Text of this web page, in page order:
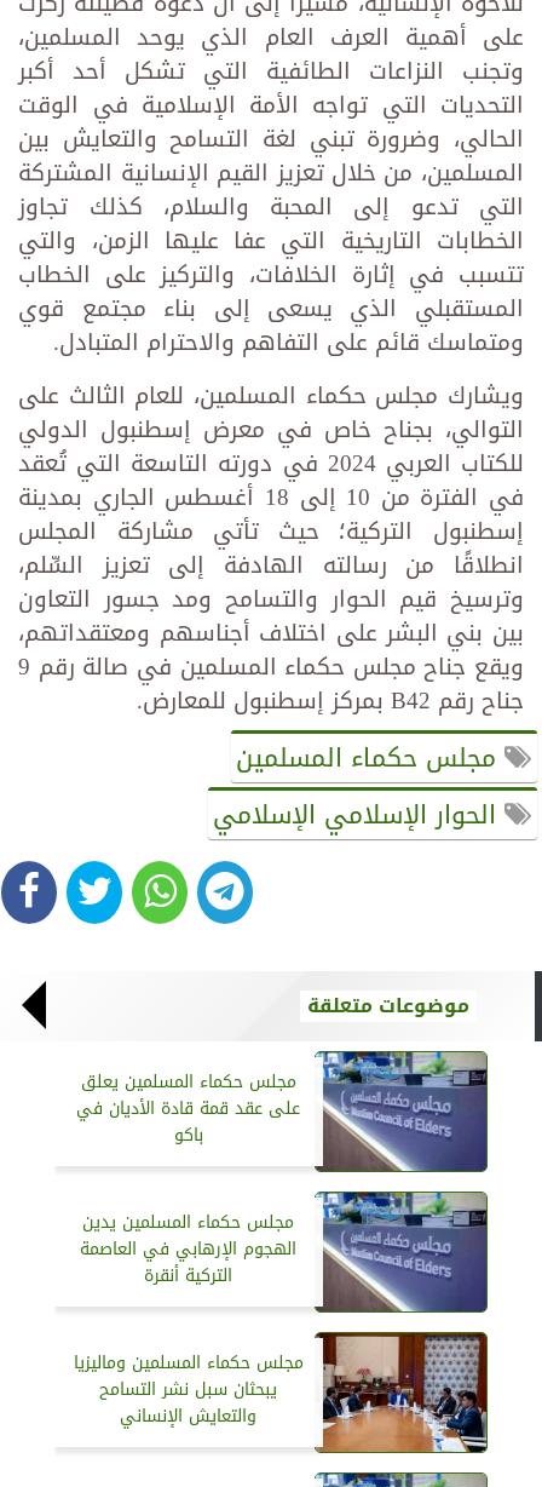
على أهمية العرف العام الذي يوحد المسلمين،
وتجنب النزاعات الطائفية التي تشكل أحد أكبر
التحديات التي تواجه الأمة الإسلامية في الوقت
الحالي، وضرورة تبني لغة التسامح والتعايش بين
المسلمين، من خلال تعزيز القيم الإنسانية المشتركة
التي تدعو إلى المحبة والسلام، كذلك تجاوز
الخطابات التاريخية التي عفا عليها الزمن، والتي
تتسبب في إثارة الخلافات، والتركيز على الخطاب
المستقبلي الذي يسعى إلى بناء مجتمع قوي
ومتماسك قائم على التفاهم والاحترام المتبادل.
ويشارك مجلس حكماء المسلمين، للعام الثالث على
التوالي، بجناح خاص في معرض إسطنبول الدولي
للكتاب العربي 2024 في دورته التاسعة التي تُعقد
في الفترة من 10 إلى 18 أغسطس الجاري بمدينة
إسطنبول التركية؛ حيث تأتي مشاركة المجلس
انطلاقًا من رسالته الهادفة إلى تعزيز السِّلم،
وترسيخ قيم الحوار والتسامح ومد جسور التعاون
بين بني البشر على اختلاف أجناسهم ومعتقداتهم،
ويقع جناح مجلس حكماء المسلمين في صالة رقم 9
جناح رقم B42 بمركز إسطنبول للمعارض.
مجلس حكماء المسلمين
الحوار الإسلامي الإسلامي
موضوعات متعلقة
مجلس حكماء المسلمين يعلق
على عقد قمة قادة الأديان في
باكو
مجلس حكماء المسلمين يدين
الهجوم الإرهابي في العاصمة
التركية أنقرة
مجلس حكماء المسلمين وماليزيا
يبحثان سبل نشر التسامح
والتعايش الإنساني